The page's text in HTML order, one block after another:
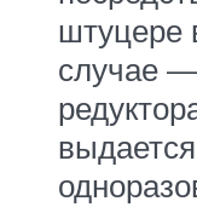
штуцере
случае —